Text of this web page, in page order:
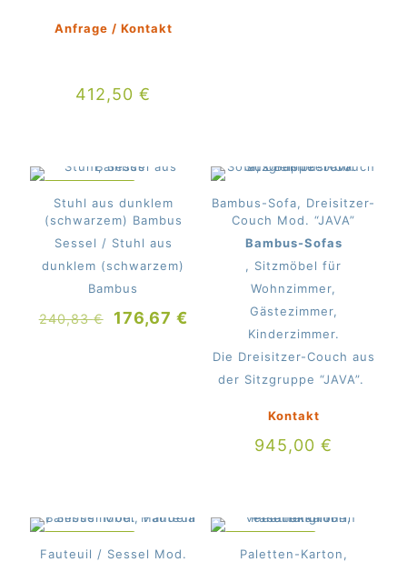
Anfrage / Kontakt
412,50€
Stuhl aus dunklem
(schwarzem) Bambus
Sessel / Stuhl aus
dunklem (schwarzem)
Bambus
240,83€
Ursprünglicher
176,67 € Aktueller
176,67 €.
Bambus-Sofa, Dreisitzer-
Couch Mod. “JAVA”
Bambus-Sofas
, Sitzmöbel für
Wohnzimmer,
Gästezimmer,
Kinderzimmer.
Die Dreisitzer-Couch aus
der Sitzgruppe “JAVA”.
Kontakt
945,00€
Fauteuil / Sessel Mod.
Paletten-Karton,